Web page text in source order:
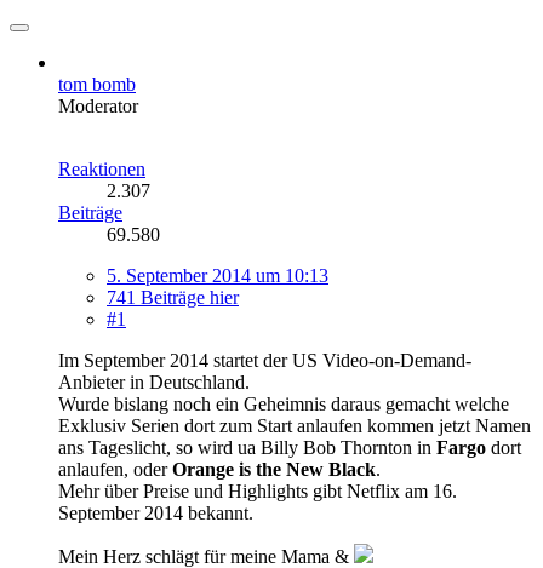
tom bomb
Moderator
Reaktionen
2.307
Beiträge
69.580
5. September 2014 um 10:13
741 Beiträge hier
#1
Im September 2014 startet der US Video-on-Demand-
Anbieter in Deutschland.
Wurde bislang noch ein Geheimnis daraus gemacht welche
Exklusiv Serien dort zum Start anlaufen kommen jetzt Namen
ans Tageslicht, so wird ua Billy Bob Thornton in Fargo dort
anlaufen, oderOrange is the New Black.
Mehr über Preise und Highlights gibt Netflix am 16.
September 2014 bekannt.
Mein Herz schlägt für meine Mama &